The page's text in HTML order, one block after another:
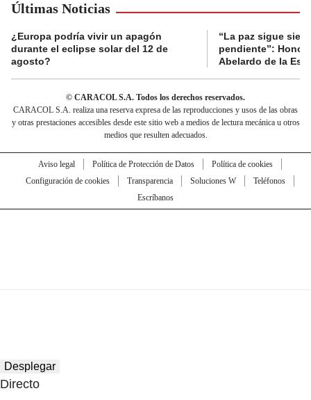
Últimas Noticias
¿Europa podría vivir un apagón
durante el eclipse solar del 12 de
agosto?
“La paz sigue
pendiente”:
Abelardo de la
© CARACOL S.A. Todos los derechos reservados.
CARACOL S.A. realiza una reserva expresa de las reproducciones y usos de las obras
y otras prestaciones accesibles desde este sitio web a medios de lectura mecánica u otros
medios que resulten adecuados.
Aviso legal Política de Protección de Datos
Política de cookies
Configuración de cookies
Transparencia Soluciones W
Teléfonos
Escríbanos
Desplegar
Directo